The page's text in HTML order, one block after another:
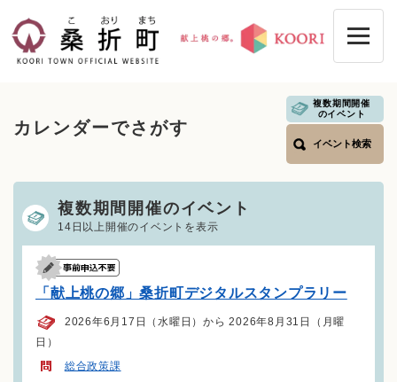
文
カレンダーでさがす
複数期間開催
のイベント
イベント検索
複数期間開催のイベント
14日以上開催のイベントを表示
「献上桃の郷」桑折町デジタルスタンプラリー
2026年6月17日（水曜日）から 2026年8月31日（月曜
日）
総合政策課